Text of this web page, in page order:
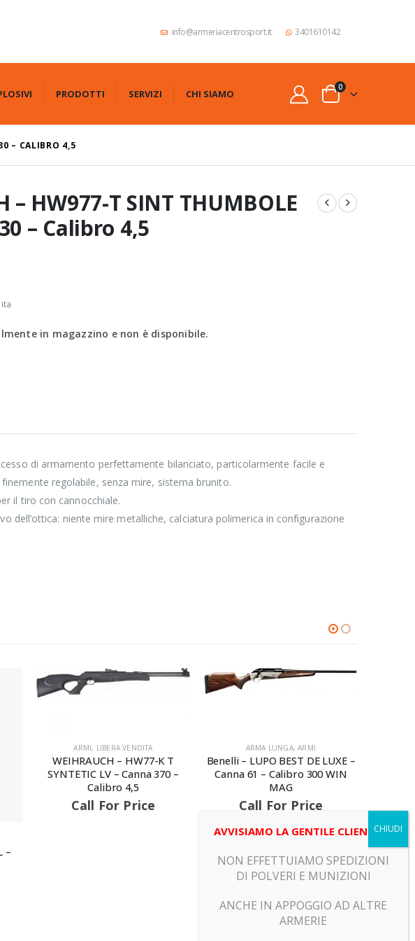
info@armeriacentrosport.it 3401610142
PRODOTTI SERVIZI CHI SIAMO
0
– CALIBRO 4,5
– HW977-T SINT THUMBOLE
– Calibro 4,5
in magazzino e non è disponibile.
di armamento perfettamente bilanciato, particolarmente facile e
regolabile, senza mire, sistema brunito.
il tiro con cannocchiale.
dell’ottica: niente mire metalliche, calciatura polimerica in configurazione
–
ARMI, LIBERA VENDITA
WEIHRAUCH – HW77-K T
SYNTETIC LV – Canna 370 –
Calibro 4,5
Call For Price
ARMA LUNGA,ARMI
Benelli – LUPO BEST DE LUXE –
Canna 61 – Calibro 300 WIN
MAG
Call For Price
AVVISIAMO LA GENTILE CLIENTELA
NON EFFETTUIAMO SPEDIZIONI
DI POLVERI E MUNIZIONI
ANCHE IN APPOGGIO AD ALTRE
ARMERIE